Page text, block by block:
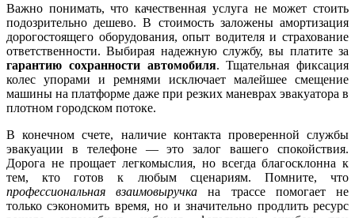
Важно понимать, что качественная услуга не может стоить
подозрительно дешево. В стоимость заложены амортизация
дорогостоящего оборудования, опыт водителя и страхование
ответственности. Выбирая надежную службу, вы платите за
гарантию сохранности автомобиля. Тщательная фиксация
колес упорами и ремнями исключает малейшее смещение
машины на платформе даже при резких маневрах эвакуатора в
плотном городском потоке.
В конечном счете, наличие контакта проверенной службы
эвакуации в телефоне — это залог вашего спокойствия.
Дорога не прощает легкомыслия, но всегда благосклонна к
тем, кто готов к любым сценариям. Помните, что
профессиональная взаимовыручка на трассе помогает не
только сэкономить время, но и значительно продлить ресурс